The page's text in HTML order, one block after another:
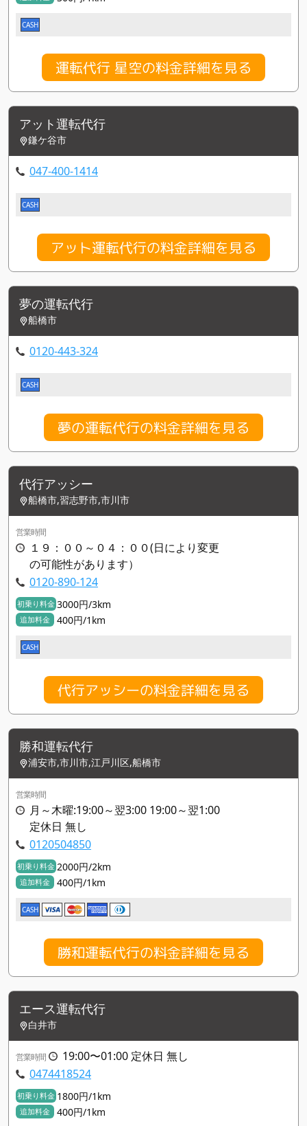
CASH
運転代行 星空の料金詳細を見る
アット運転代行
鎌ケ谷市
047-400-1414
CASH
アット運転代行の料金詳細を見る
夢の運転代行
船橋市
0120-443-324
CASH
夢の運転代行の料金詳細を見る
代行アッシー
船橋市,習志野市,市川市
営業時間
１９：００～０４：００(日により変更
の可能性があります）
0120-890-124
初乗り料金 3000円/3km
追加料金 400円/1km
CASH
代行アッシーの料金詳細を見る
勝和運転代行
浦安市,市川市,江戸川区,船橋市
営業時間
月～木曜:19:00～翌3:00 19:00～翌1:00
定休日 無し
0120504850
初乗り料金 2000円/2km
追加料金 400円/1km
CASH
勝和運転代行の料金詳細を見る
エース運転代行
白井市
営業時間
19:00〜01:00 定休日 無し
0474418524
初乗り料金 1800円/1km
追加料金 400円/1km